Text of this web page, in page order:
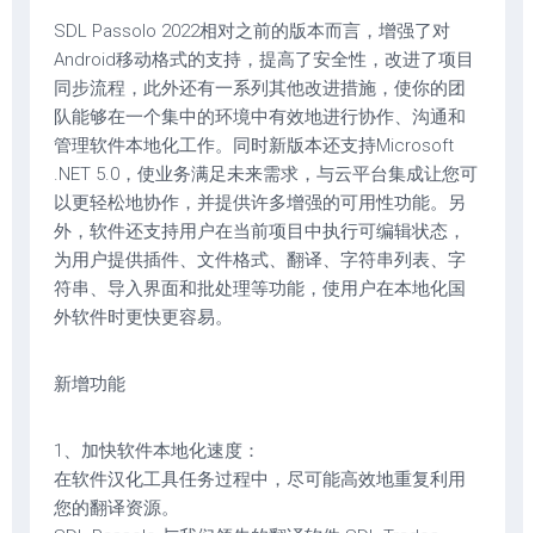
SDL Passolo 2022相对之前的版本而言，增强了对
Android移动格式的支持，提高了安全性，改进了项目
同步流程，此外还有一系列其他改进措施，使你的团
队能够在一个集中的环境中有效地进行协作、沟通和
管理软件本地化工作。同时新版本还支持Microsoft
.NET 5.0，使业务满足未来需求，与云平台集成让您可
以更轻松地协作，并提供许多增强的可用性功能。另
外，软件还支持用户在当前项目中执行可编辑状态，
为用户提供插件、文件格式、翻译、字符串列表、字
符串、导入界面和批处理等功能，使用户在本地化国
外软件时更快更容易。
新增功能
1、加快软件本地化速度：
在软件汉化工具任务过程中，尽可能高效地重复利用
您的翻译资源。